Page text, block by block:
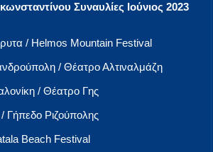
Συναυλίες Ιούνιος 2023
/ Helmos Mountain Festival
/ Θέατρο Αλτιναλμάζη
/ Θέατρο Γης
Γήπεδο Ριζούπολης
Beach Festival